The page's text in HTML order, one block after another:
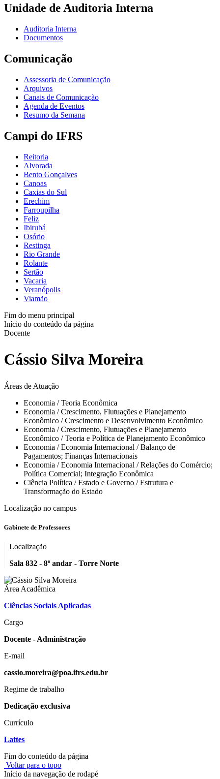
Unidade de Auditoria Interna
Auditoria Interna
Documentos
Comunicação
Assessoria de Comunicação
Arquivos
Canais de Comunicação
Agenda de Eventos
Resumo da Semana
Campi do IFRS
Reitoria
Alvorada
Bento Gonçalves
Canoas
Caxias do Sul
Erechim
Farroupilha
Feliz
Ibirubá
Osório
Restinga
Rio Grande
Rolante
Sertão
Vacaria
Veranópolis
Viamão
Fim do menu principal
Início do conteúdo da página
Docente
Cássio Silva Moreira
Áreas de Atuação
Economia / Teoria Econômica
Economia / Crescimento, Flutuações e Planejamento
Econômico / Crescimento e Desenvolvimento Econômico
Economia / Crescimento, Flutuações e Planejamento
Econômico / Teoria e Política de Planejamento Econômico
Economia / Economia Internacional / Balanço de
Pagamentos; Finanças Internacionais
Economia / Economia Internacional / Relações do Comércio;
Política Comercial; Integração Econômica
Ciência Política / Estado e Governo / Estrutura e
Transformação do Estado
Localização no campus
Gabinete de Professores
Localização
Sala 832 - 8º andar - Torre Norte
Área Acadêmica
Ciências Sociais Aplicadas
Cargo
Docente - Administração
E-mail
cassio.moreira@poa.ifrs.edu.br
Regime de trabalho
Dedicação exclusiva
Currículo
Lattes
Fim do conteúdo da página
Voltar para o topo
Início da navegação de rodapé